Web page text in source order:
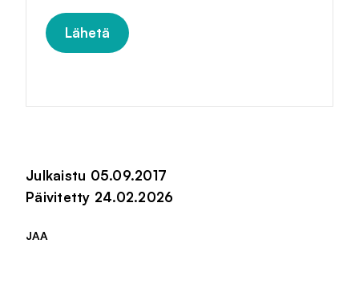
Julkaistu 05.09.2017
Päivitetty 24.02.2026
JAA